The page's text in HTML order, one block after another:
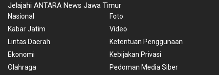
Jelajahi ANTARA News Jawa Timur
Nasional
Kabar Jatim
Lintas Daerah
Ekonomi
Olahraga
Foto
Video
Ketentuan Penggunaan
Kebijakan Privasi
Pedoman Media Siber